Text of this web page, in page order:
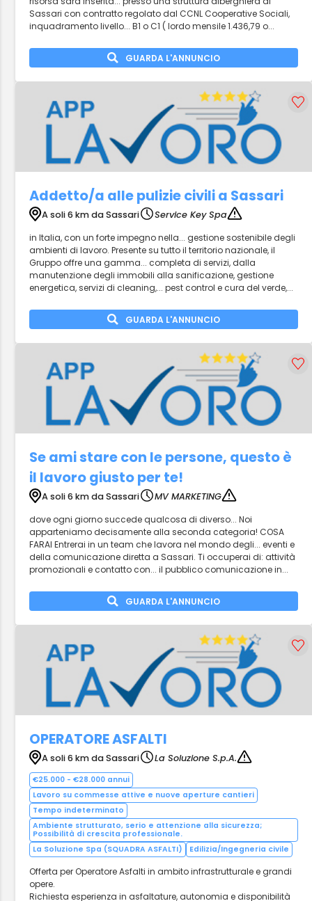
Sassari con contratto regolato dal CCNL Cooperative Sociali,
inquadramento livello... B1 o C1 ( lordo mensile 1.436,79 o...
GUARDA L'ANNUNCIO
Addetto/a alle pulizie civili a Sassari
A soli 6 km da Sassari
Service Key Spa
in Italia, con un forte impegno nella... gestione sostenibile degli
ambienti di lavoro. Presente su tutto il territorio nazionale, il
Gruppo offre una gamma... completa di servizi, dalla
manutenzione degli immobili alla sanificazione, gestione
energetica, servizi di cleaning,... pest control e cura del verde,...
GUARDA L'ANNUNCIO
Se ami stare con le persone, questo è
il lavoro giusto per te!
A soli 6 km da Sassari
MV MARKETING
dove ogni giorno succede qualcosa di diverso... Noi
apparteniamo decisamente alla seconda categoria! COSA
FARAI Entrerai in un team che lavora nel mondo degli... eventi e
della comunicazione diretta a Sassari. Ti occuperai di: attività
promozionali e contatto con... il pubblico comunicazione in...
GUARDA L'ANNUNCIO
OPERATORE ASFALTI
A soli 6 km da Sassari La Soluzione S.p.A.
€25.000 - €28.000 annui
Lavoro su commesse attive e nuove aperture cantieri
Tempo indeterminato
Ambiente strutturato, serio e attenzione alla sicurezza;
Possibilità di crescita professionale.
La Soluzione Spa (SQUADRA ASFALTI)
Edilizia/Ingegneria civile
Offerta per Operatore Asfalti in ambito infrastrutturale e grandi
opere.
Richiesta esperienza in asfaltature, autonomia e disponibilità